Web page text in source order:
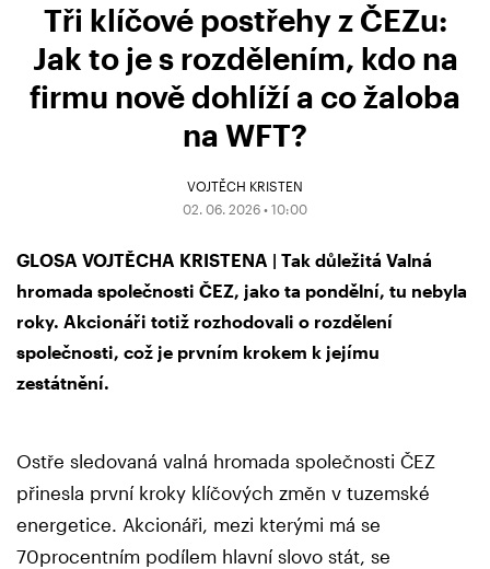
Tři klíčové postřehy z ČEZu:
Jak to je s rozdělením, kdo na
firmu nově dohlíží a co žaloba
na WFT?
VOJTĚCH KRISTEN
02. 06. 2026 • 10:00
GLOSA VOJTĚCHA KRISTENA | Tak důležitá Valná
hromada společnosti ČEZ, jako ta pondělní, tu nebyla
roky. Akcionáři totiž rozhodovali o rozdělení
společnosti, což je prvním krokem k jejímu
zestátnění.
Ostře sledovaná valná hromada společnosti ČEZ
přinesla první kroky klíčových změn v tuzemské
energetice. Akcionáři, mezi kterými má se
70procentním podílem hlavní slovo stát, se